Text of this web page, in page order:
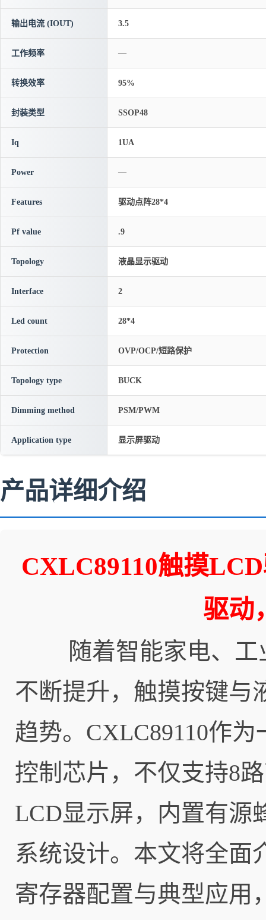
输出电流 (IOUT) 3.5
工作频率 —
转换效率 95%
封装类型 SSOP48
Iq 1UA
Power —
Features 驱动点阵28*4
Pf value .9
Topology 液晶显示驱动
Interface 2
Led count 28*4
Protection OVP/OCP/短路保护
Topology type BUCK
Dimming method PSM/PWM
Application type 显示屏驱动
产品详细介绍
CXLC89110触摸
驱动
随着智能家电、工
不断提升，触摸按键与
趋势。CXLC89110作
控制芯片，不仅支持8
LCD显示屏，内置有源
系统设计。本文将全面
寄存器配置与典型应用